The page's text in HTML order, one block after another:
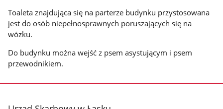
Toaleta znajdująca się na parterze budynku przystosowana
jest do osób niepełnosprawnych poruszających się na
wózku.
Do budynku można wejść z psem asystującym i psem
przewodnikiem.